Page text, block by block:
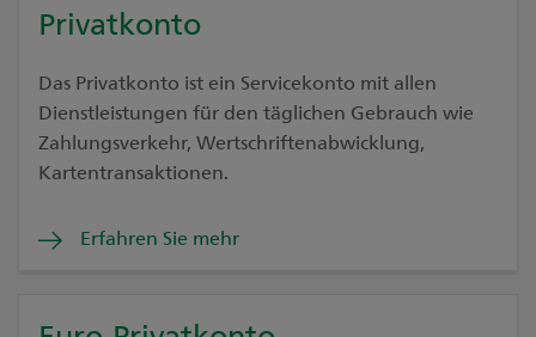
Privatkonto
Das Privatkonto ist ein Servicekonto mit allen
Dienstleistungen für den täglichen Gebrauch wie
Zahlungsverkehr, Wertschriftenabwicklung,
Kartentransaktionen.
Erfahren Sie mehr